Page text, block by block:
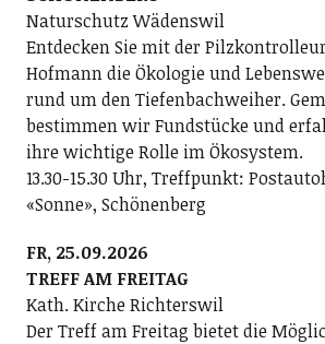
Naturschutz Wädenswil
Entdecken Sie mit der
Hofmann die Ökologie und
rund um den Tiefenbachweiher.
bestimmen wir Fundstücke und
ihre wichtige Rolle im Ökosystem.
13.30-15.30 Uhr, Treffpunkt:
«Sonne», Schönenberg
FR, 25.09.2026
TREFF AM FREITAG
Kath. Kirche Richterswil
Der Treff am Freitag bietet die